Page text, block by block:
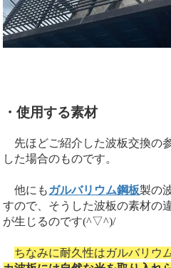
・使用する素材
先ほどご紹介した波板交換の
した場合のものです。
他にも ガルバリウム鋼板製の
すので、そうした波板の素材の
が生じるのです(^▽^)/
ちなみに耐久性はガルバリウ